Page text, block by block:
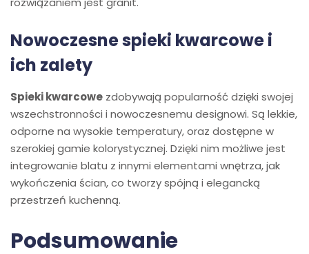
Nowoczesne spieki kwarcowe i
ich zalety
Spieki kwarcowe zdobywają popularność dzięki swojej
wszechstronności i nowoczesnemu designowi. Są lekkie,
odporne na wysokie temperatury, oraz dostępne w
szerokiej gamie kolorystycznej. Dzięki nim możliwe jest
integrowanie blatu z innymi elementami wnętrza, jak
wykończenia ścian, co tworzy spójną i elegancką
przestrzeń kuchenną.
Podsumowanie